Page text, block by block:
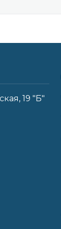
19 "Б"